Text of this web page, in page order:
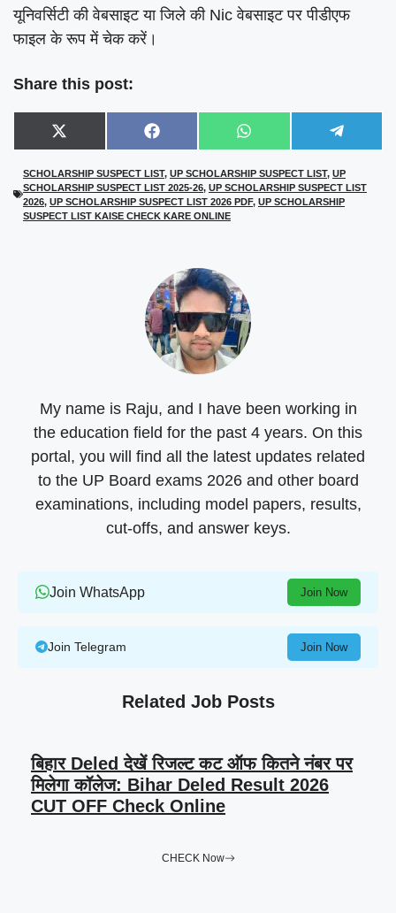
यूनिवर्सिटी की वेबसाइट या जिले की Nic वेबसाइट पर पीडीएफ
फाइल के रूप में चेक करें।
Share this post:
Share
on
X
(
w
i
t
t
Share
on
F
a
e
b
o
o
Share
on
W
h
t
s
A
Share
on
e
e
g
r
SCHOLARSHIP SUSPECT LIST, UP SCHOLARSHIP SUSPECT LIST, UP
SCHOLARSHIP SUSPECT LIST 2025-26, UP SCHOLARSHIP SUSPECT LIST
2026, UP SCHOLARSHIP SUSPECT LIST 2026 PDF, UP SCHOLARSHIP
SUSPECT LIST KAISE CHECK KARE ONLINE
My name is Raju, and I have been working in
the education field for the past 4 years. On this
portal, you will find all the latest updates related
to the UP Board exams 2026 and other board
examinations, including model papers, results,
cut-offs, and answer keys.
Join WhatsApp Join Now
Join Telegram Join Now
Related Job Posts
बिहार Deled देखें रिजल्ट कट ऑफ कितने नंबर पर
मिलेगा कॉलेज: Bihar Deled Result 2026
CUT OFF Check Online
CHECK Now